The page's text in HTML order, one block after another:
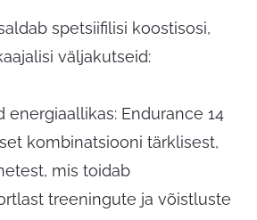
spetsiifilisi koostisosi,
väljakutseid:
energiaallikas: Endurance 14
kombinatsiooni tärklisest,
mis toidab
treeningute ja võistluste